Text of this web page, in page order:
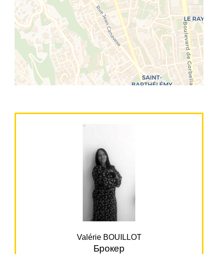
Valérie BOUILLOT
Брокер